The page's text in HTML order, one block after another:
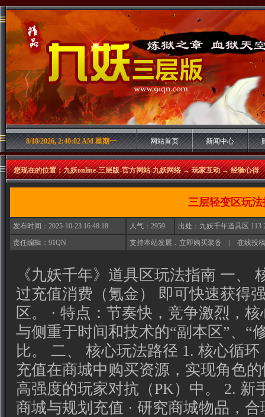
8/10/2026, 2:40:03 AM 星期一 网站首页 新闻中心
您现在的位置：九妖online-三层版-官方网站-九妖网络→玩家互动→经验心得
三层轻变区玩法
发布时间： 2025-10-23 16:48:18 人气： 2959 出处： 九妖千年道具区 113
责任编辑：91QN
支持本站发展，立即购买装备 在线投稿
《九妖千年》道具区玩法指南 一、
过充值消费（氪金） 即可快速获得
区。 · 特点：节奏快，竞争激烈，
与侧重于时间和技术的“副本区”、“
比。 二、 核心玩法路径 1. 核心循
充值在商城中购买资源，实现角色
高强度的玩家对抗（PK）中。 2. 新
商城与规划充值 · 研究商城物品，